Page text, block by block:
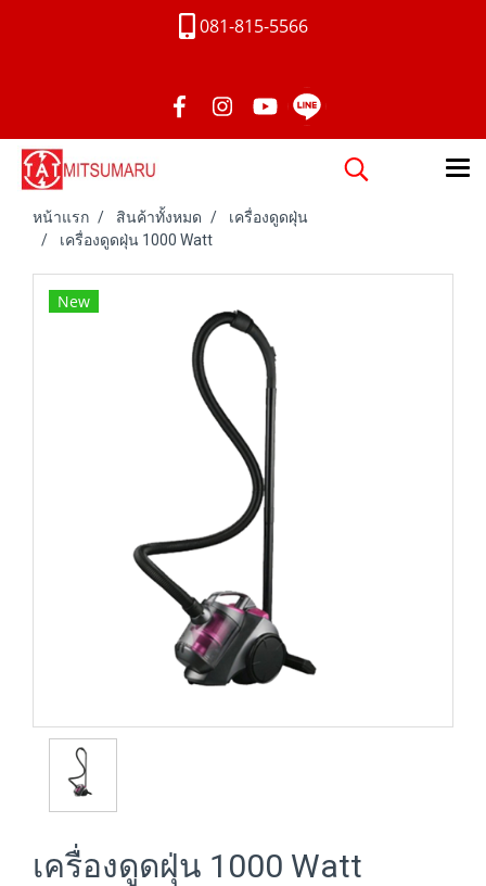
081-815-5566
หน้าแรก สินค้าทั้งหมด
เครื่องดูดฝุ่น
เครื่องดูดฝุ่น 1000 Watt
New
เครื่องดูดฝุ่น 1000 Watt